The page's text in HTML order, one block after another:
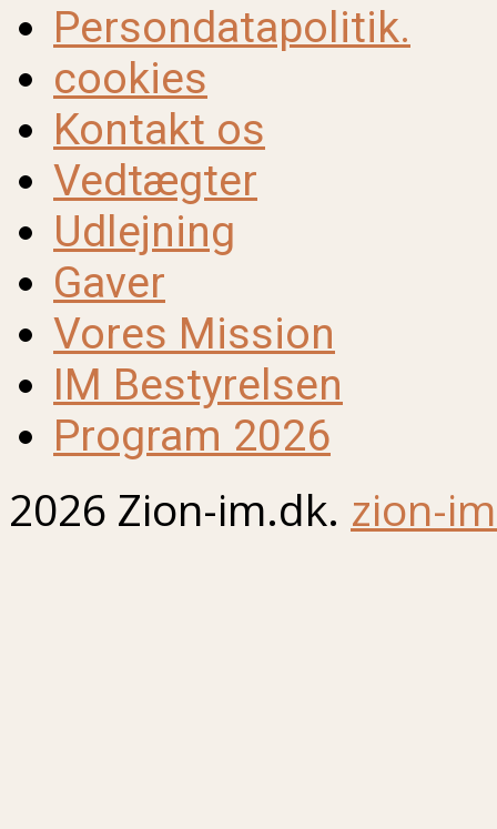
Persondatapolitik.
cookies
Kontakt os
Vedtægter
Udlejning
Gaver
Vores Mission
IM Bestyrelsen
Program 2026
2026 Zion-im.dk. zion-